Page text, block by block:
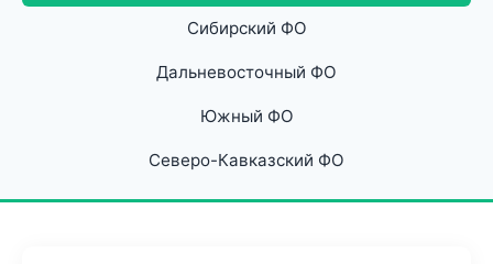
Сибирский ФО
Дальневосточный ФО
Южный ФО
Северо-Кавказский ФО